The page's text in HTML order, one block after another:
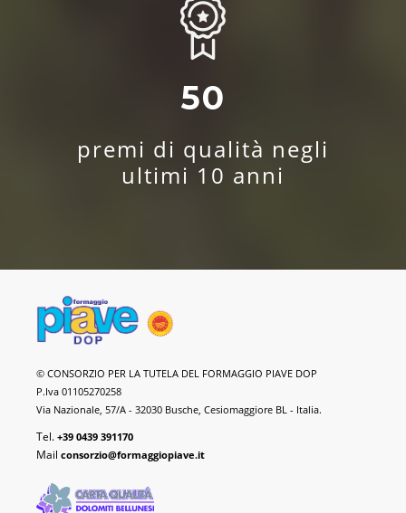
50
premi di qualità negli
ultimi 10 anni
Formaggio
Piave
DOP
© CONSORZIO PER LA TUTELA DEL FORMAGGIO PIAVE DOP
P.Iva 01105270258
Via Nazionale, 57/A - 32030 Busche, Cesiomaggiore BL - Italia.
Tel. +39 0439 391170
Mail consorzio@formaggiopiave.it